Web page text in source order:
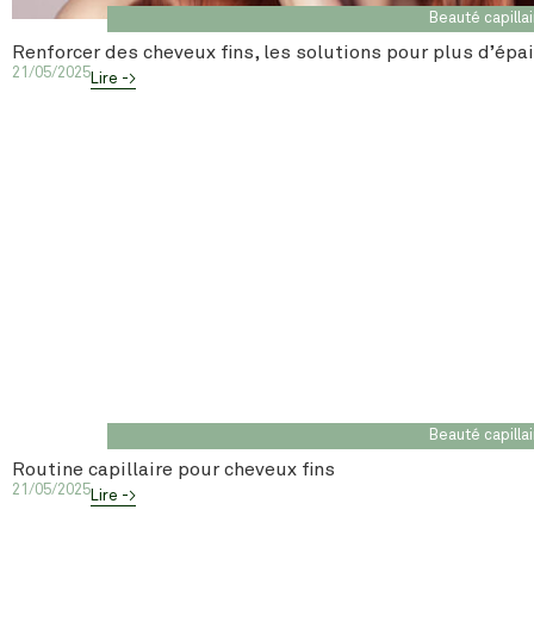
Beauté
Renforcer des cheveux fins, les solutions pour plus
21/05/2025Lire ->
Beauté
Routine capillaire pour cheveux fins
21/05/2025Lire ->